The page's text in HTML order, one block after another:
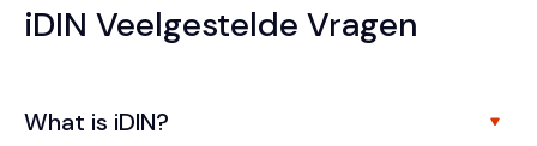
iDIN Veelgestelde Vragen
What is iDIN?